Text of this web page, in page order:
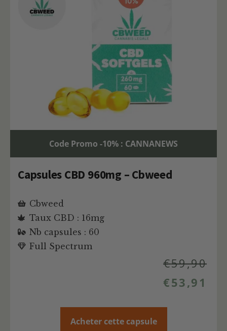
Code Promo -10% : CANNANEWS
Capsules CBD 960mg – Cbweed
Cbweed
Taux CBD : 16mg
Nb capsules : 60
Full Spectrum
€59,90
€53,91
Acheter cette capsule